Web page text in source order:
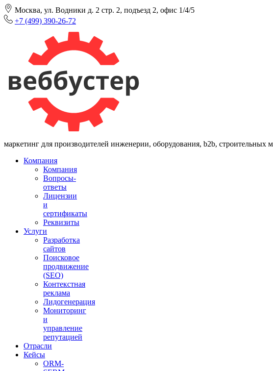
Москва, ул. Водники д. 2 стр. 2, подъезд 2, офис 1/4/5
+7 (499) 390-26-72
маркетинг для производителей инженерии, оборудования, b2b, строительных
Компания
Компания
Вопросы-
ответы
Лицензии
и
сертификаты
Реквизиты
Услуги
Разработка
сайтов
Поисковое
продвижение
(SEO)
Контекстная
реклама
Лидогенерация
Мониторинг
и
управление
репутацией
Отрасли
Кейсы
ORM-